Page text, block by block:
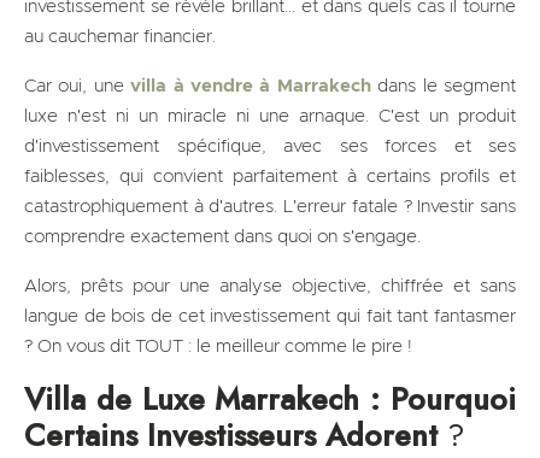
investissement se révèle brillant... et dans quels cas il tourne
au cauchemar financier.
Car oui, unevilla à vendre à Marrakechdans le segment
luxe n'est ni un miracle ni une arnaque. C'est un produit
d'investissement spécifique, avec ses forces et ses
faiblesses, qui convient parfaitement à certains profils et
catastrophiquement à d'autres. L'erreur fatale ? Investir sans
comprendre exactement dans quoi on s'engage.
Alors, prêts pour une analyse objective, chiffrée et sans
langue de bois de cet investissement qui fait tant fantasmer
? On vous dit TOUT : le meilleur comme le pire !
Villa de Luxe Marrakech : Pourquoi
Certains Investisseurs Adorent?